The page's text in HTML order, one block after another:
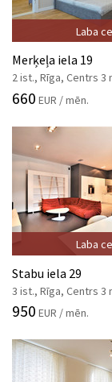
Laba
Merķeļa iela 19
2 ist., Rīga, Centrs 3
660 EUR / mēn.
Laba
Stabu iela 29
3 ist., Rīga, Centrs 3
950 EUR / mēn.